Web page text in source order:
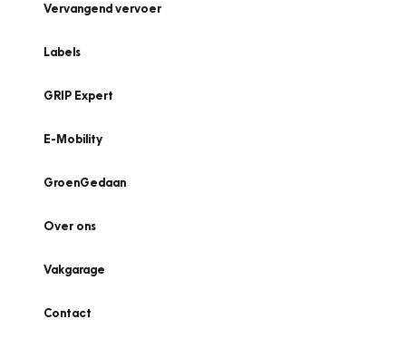
Vervangend vervoer
Labels
GRIP Expert
E-Mobility
GroenGedaan
Over ons
Vakgarage
Contact